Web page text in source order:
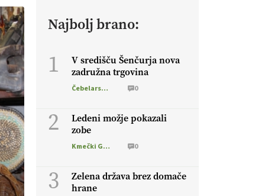
Najbolj brano:
1
V središču Šenčurja nova
zadružna trgovina
Čebelarstvo 0
2
Ledeni možje pokazali
zobe
Kmečki Glas 0
3
Zelena država brez domače
hrane